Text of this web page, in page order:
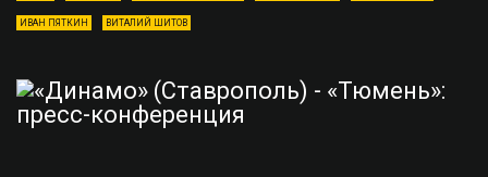
ИВАН ПЯТКИН ВИТАЛИЙ ШИТОВ